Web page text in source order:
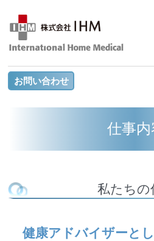
お問い合わせ
仕事内
私たちの
健康アドバイザーと